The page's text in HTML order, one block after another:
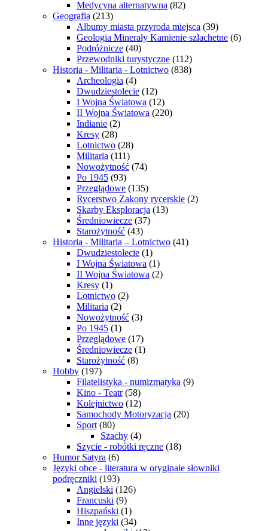
Medycyna alternatywna (82)
Geografia (213)
Albumy miasta przyroda miejsca (39)
Geologia Minerały Kamienie szlachetne (6)
Podróżnicze (40)
Przewodniki turystyczne (112)
Historia - Militaria - Lotnictwo (838)
Archeologia (4)
Dwudziestolecie (12)
I Wojna Światowa (12)
II Wojna Światowa (220)
Indianie (2)
Kresy (28)
Lotnictwo (28)
Militaria (111)
Nowożytność (74)
Po 1945 (93)
Przeglądowe (135)
Rycerstwo Zakony rycerskie (2)
Skarby Eksploracja (13)
Średniowiecze (37)
Starożytność (43)
Historia - Militaria – Lotnictwo (41)
Dwudziestolecie (1)
I Wojna Światowa (1)
II Wojna Światowa (2)
Kresy (1)
Lotnictwo (2)
Militaria (2)
Nowożytność (3)
Po 1945 (1)
Przeglądowe (17)
Średniowiecze (1)
Starożytność (8)
Hobby (197)
Filatelistyka - numizmatyka (9)
Kino - Teatr (58)
Kolejnictwo (12)
Samochody Motoryzacja (20)
Sport (80)
Szachy (4)
Szycie - robótki ręczne (18)
Humor Satyra (6)
Języki obce - literatura w oryginale słowniki
podręczniki (193)
Angielski (126)
Francuski (9)
Hiszpański (1)
Inne języki (34)